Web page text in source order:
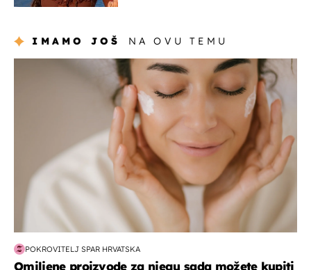
IMAMO JOŠ NA OVU TEMU
moda & ljepota
POKROVITELJ SPAR HRVATSKA
Omiljene proizvode za njegu sada možete kupiti